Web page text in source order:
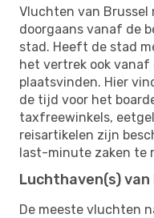
Vluchten van Brussel
doorgaans vanaf de
stad. Heeft de stad
het vertrek ook
plaatsvinden. Hier
de tijd voor het
taxfreewinkels,
reisartikelen zijn
last-minute zaken te
Luchthaven(s)
De meeste vluchten